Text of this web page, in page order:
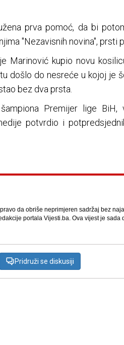
prva pomoć, da bi
"Nezavisnih novina", prsti
Marinović kupio novu
došlo do nesreće u kojoj je
bez dva prsta.
Premijer lige
potvrdio i
da obriše neprimjeren sadržaj bez
portala Vijesti.ba. Ova vijest je sada
Pridruži se diskusiji